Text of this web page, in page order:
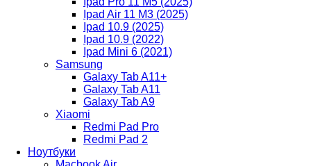
Ipad Air 11 M3 (2025)
Ipad 10.9 (2025)
Ipad 10.9 (2022)
Ipad Mini 6 (2021)
Samsung
Galaxy Tab A11+
Galaxy Tab A11
Galaxy Tab A9
Xiaomi
Redmi Pad Pro
Redmi Pad 2
Ноутбуки